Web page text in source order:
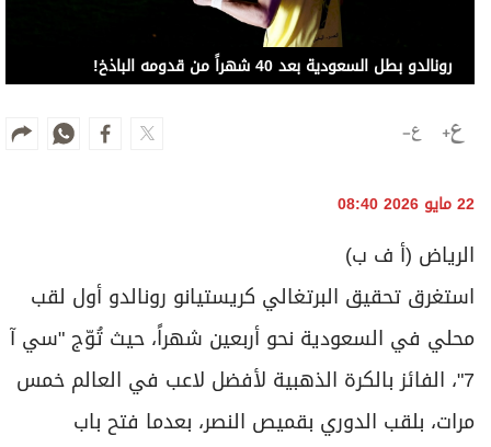
الرياض (أ ف ب)
استغرق تحقيق البرتغالي كريستيانو رونالدو أول لقب
7"، الفائز بالكرة الذهبية لأفضل لاعب في العالم خمس
مرات، بلقب الدوري بقميص النصر، بعدما فتح باب
انتقالات نجوم كرة القدم إلى المملكة مطلع 2023.
ابن جزيرة ماديرا، القادم بصفقة انتقال حر في يناير 2023
قُدّرت بـ200 مليون يورو (نحو 235 مليون دولار) لمدة
عامين ونصف قبل تجديدها في يونيو 2025 لعامين